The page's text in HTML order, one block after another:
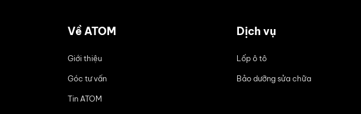
Về ATOM
Giới thiệu
Góc tư vấn
Tin ATOM
Dịch vụ
Lốp ô tô
Bảo dưỡng sửa chữa